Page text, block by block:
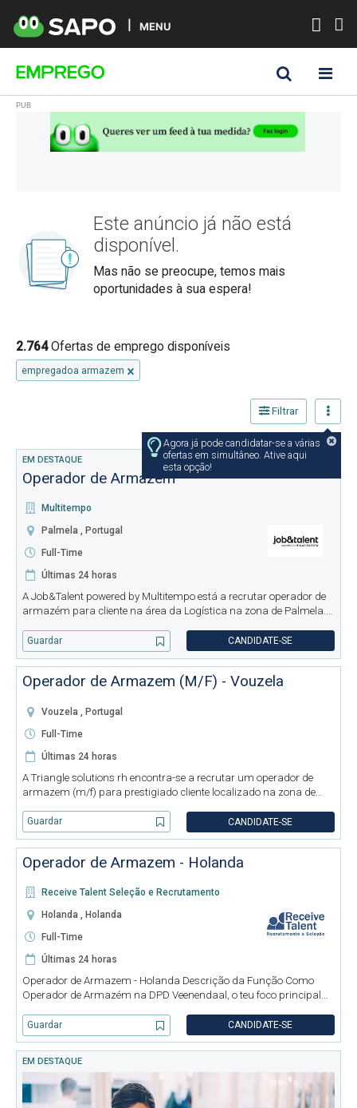
MENU
Este anúncio já não está
disponível.
Mas não se preocupe, temos mais
oportunidades à sua espera!
2.764 Ofertas de emprego disponíveis
empregadoa armazem
Agora já pode candidatar-se a várias
ofertas em simultâneo. Ative aqui
esta opção!
Filtrar
EM DESTAQUE
Operador de Armazém
Multitempo
Palmela , Portugal
Full-Time
Últimas 24 horas
A Job&Talent powered by Multitempo está a recrutar operador de
armazém para cliente na área da Logística na zona de Palmela.
instruções; - Realização de operações de carga e descarga das
Guardar CANDIDATE-SE
Operador de Armazem (M/F) - Vouzela
Vouzela , Portugal
Full-Time
Últimas 24 horas
A Triangle solutions rh encontra-se a recrutar um operador de
armazem (m/f) para prestigiado cliente localizado na zona de
HORARIO: - 9h-18h Caso o seu perfil corresponda a
Guardar CANDIDATE-SE
Operador de Armazem - Holanda
Receive Talent Seleção e Recrutamento
Holanda , Holanda
Full-Time
Últimas 24 horas
Operador de Armazem - Holanda Descrição da Função Como
Operador de Armazém na DPD Veenendaal, o teu foco principal
descarga manual: Em conjunto com a equipa, irás carregar e
descarregar manualmente
Guardar CANDIDATE-SE
EM DESTAQUE